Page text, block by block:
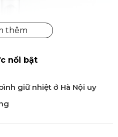
nổi bật
giữ nhiệt ở Hà Nội uy